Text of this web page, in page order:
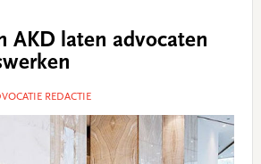
AKD laten advocaten
REDACTIE